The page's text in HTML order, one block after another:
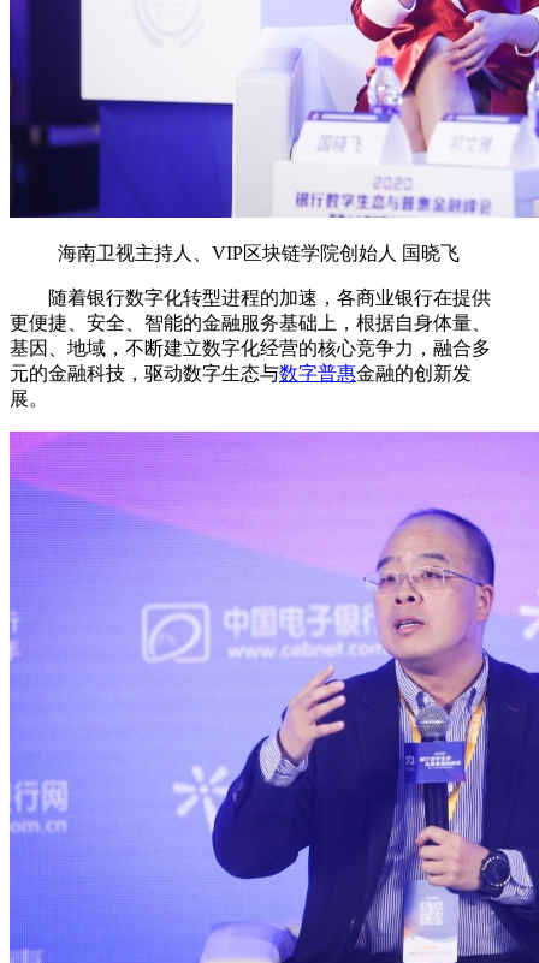
海南卫视主持人、VIP区块链学院创始人 国晓飞
随着银行数字化转型进程的加速，各商业银行在提供
更便捷、安全、智能的金融服务基础上，根据自身体量、
基因、地域，不断建立数字化经营的核心竞争力，融合多
元的金融科技，驱动数字生态与数字普惠金融的创新发
展。